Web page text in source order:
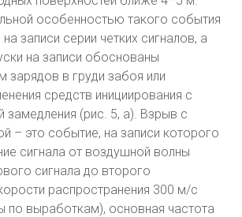
особенностью такого события
на записи серии четких сигналов, а
на записи обоснованы
зарядов в груди забоя или
средств инициирования с
замедления (рис. 5, a). Взрыв с
– это событие, на записи которого
сигнала от воздушной волны
сигнала до второго
распространения 300 м/с
по выработкам), основная частота